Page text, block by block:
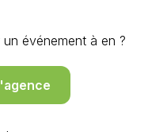
événement à en ?